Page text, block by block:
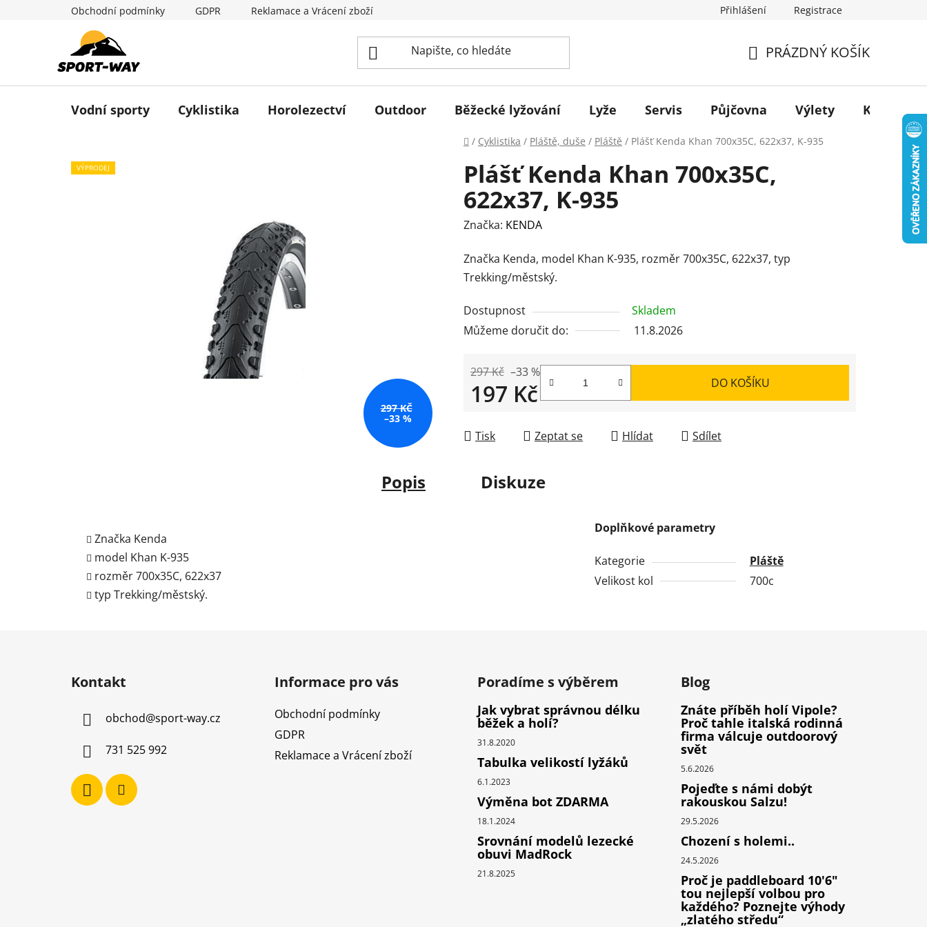
Obchodní podmínky GDPR Reklamace a Vrácení zboží Přihlášení Registrace
KOŠÍK
PRÁZDNÝ KOŠÍK
Vodní sporty Cyklistika Horolezectví Outdoor Běžecké lyžování Lyže Servis Půjčovna Výlety Kontakt
Domů
/ Cyklistika / Pláště, duše / Pláště / Plášť Kenda Khan 700x35C, 622x37, K-935
Plášť Kenda Khan 700x35C,
622x37, K-935
Značka: KENDA
Značka Kenda, model Khan K-935, rozměr 700x35C, 622x37, typ
Trekking/městský.
Dostupnost
Skladem
Můžeme doručit do:
11.8.2026
297 Kč –33 %
197 Kč DO KOŠÍKU
Tisk Zeptat se Hlídat Sdílet
VÝPRODEJ
297 KČ
–33 %
Popis Diskuze
Značka Kenda
model Khan K-935
rozměr 700x35C, 622x37
typ Trekking/městský.
Doplňkové parametry
Kategorie
Pláště
Velikost kol
700c
Kontakt
obchod@sport-way.cz
731 525 992
Informace pro vás
Obchodní podmínky
GDPR
Reklamace a Vrácení zboží
Poradíme s výběrem
Jak vybrat správnou délku
běžek a holí?
31.8.2020
Tabulka velikostí lyžáků
6.1.2023
Výměna bot ZDARMA
18.1.2024
Srovnání modelů lezecké
obuvi MadRock
21.8.2025
Blog
Znáte příběh holí Vipole?
Proč tahle italská rodinná
firma válcuje outdoorový
svět
5.6.2026
Pojeďte s námi dobýt
rakouskou Salzu!
29.5.2026
Chození s holemi..
24.5.2026
Proč je paddleboard 10'6"
tou nejlepší volbou pro
každého? Poznejte výhody
„zlatého středu“